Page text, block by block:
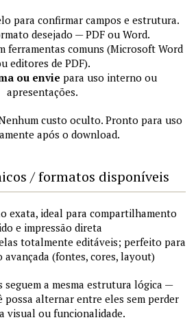
para confirmar campos e estrutura.
desejado — PDF ou Word.
ferramentas comuns (Microsoft Word
editores de PDF).
ou envie para uso interno ou
apresentações.
custo oculto. Pronto para uso
após o download.
/ formatos disponíveis
exata, ideal para compartilhamento
e impressão direta
totalmente editáveis; perfeito para
avançada (fontes, cores, layout)
seguem a mesma estrutura lógica —
possa alternar entre eles sem perder
visual ou funcionalidade.